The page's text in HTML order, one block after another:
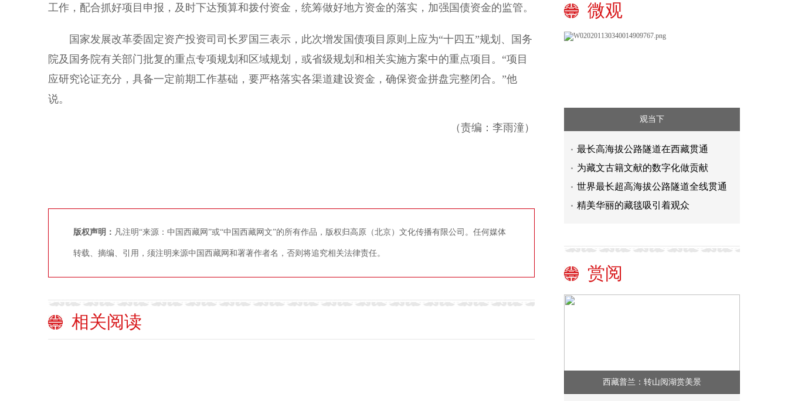
工作，配合抓好项目申报，及时下达预算和拨付资金，统筹做好地方资金的落实，加强国债资金的监管。
国家发展改革委固定资产投资司司长罗国三表示，此次增发国债项目原则上应为“十四五”规划、国务
院及国务院有关部门批复的重点专项规划和区域规划，或省级规划和相关实施方案中的重点项目。“项目
应研究论证充分，具备一定前期工作基础，要严格落实各渠道建设资金，确保资金拼盘完整闭合。”他
说。
（责编：李雨潼）
版权声明： 凡注明“来源：中国西藏网”或“中国西藏网文”的所有作品，版权归高原（北京）文化传播有限公司。任何媒体
转载、摘编、引用，须注明来源中国西藏网和署著作者名，否则将追究相关法律责任。
相关阅读
微观
观当下
最长高海拔公路隧道在西藏贯通
为藏文古籍文献的数字化做贡献
世界最长超高海拔公路隧道全线贯通
精美华丽的藏毯吸引着观众
赏阅
西藏普兰：转山阅湖赏美景